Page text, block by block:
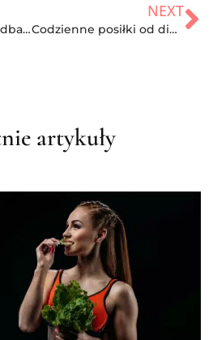
Dieta i treningi – jak dbać o ciało po wysiłku?
NEXT
Codzienne posiłki od dietetyka z WygodnaDieta.pl
artykuły